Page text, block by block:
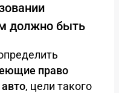
должно быть
право
, цели такого